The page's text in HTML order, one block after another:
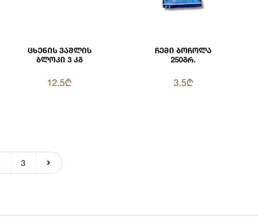
Ცხენის Ვაშლის
Ბლოკი 3 Კგ
12.5₾
Ჩემი Ბოჩოლა
250გრ.
3.5₾
3 ›